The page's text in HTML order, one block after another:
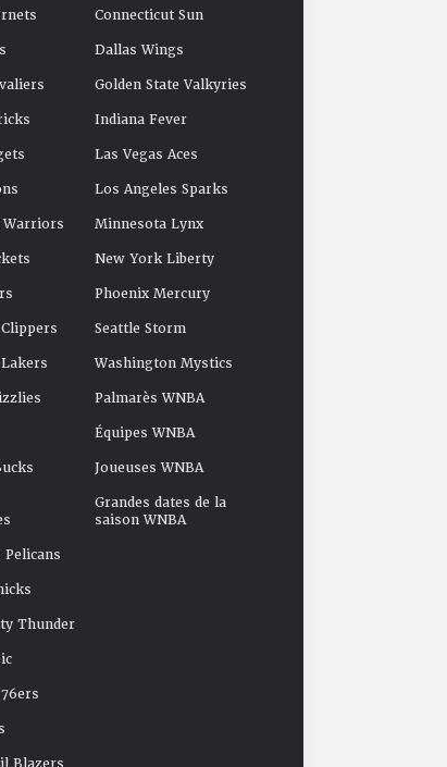
Warriors
Pelicans
Thunder
Connecticut Sun
Dallas Wings
Golden State Valkyries
Indiana Fever
Las Vegas Aces
Los Angeles Sparks
Minnesota Lynx
New York Liberty
Phoenix Mercury
Seattle Storm
Washington Mystics
Palmarès WNBA
Équipes WNBA
Joueuses WNBA
Grandes dates de la
saison WNBA